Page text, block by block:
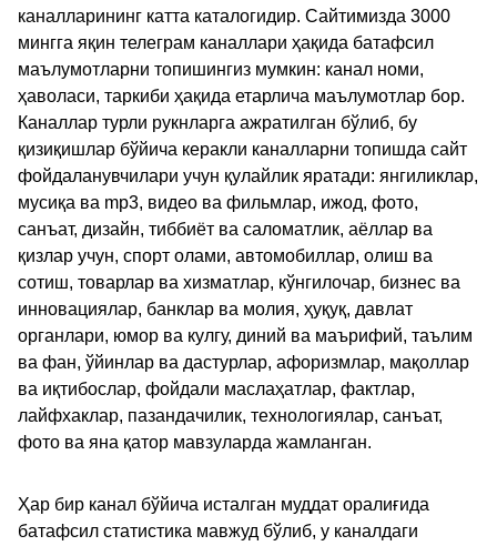
каналларининг катта каталогидир. Сайтимизда 3000
мингга яқин телеграм каналлари ҳақида батафсил
маълумотларни топишингиз мумкин: канал номи,
ҳаволаси, таркиби ҳақида етарлича маълумотлар бор.
Каналлар турли рукнларга ажратилган бўлиб, бу
қизиқишлар бўйича керакли каналларни топишда сайт
фойдаланувчилари учун қулайлик яратади: янгиликлар,
мусиқа ва mp3, видео ва фильмлар, ижод, фото,
санъат, дизайн, тиббиёт ва саломатлик, аёллар ва
қизлар учун, спорт олами, автомобиллар, олиш ва
сотиш, товарлар ва хизматлар, кўнгилочар, бизнес ва
инновациялар, банклар ва молия, ҳуқуқ, давлат
органлари, юмор ва кулгу, диний ва маърифий, таълим
ва фан, ўйинлар ва дастурлар, афоризмлар, мақоллар
ва иқтибослар, фойдали маслаҳатлар, фактлар,
лайфхаклар, пазандачилик, технологиялар, санъат,
фото ва яна қатор мавзуларда жамланган.
Ҳар бир канал бўйича исталган муддат оралиғида
батафсил статистика мавжуд бўлиб, у каналдаги